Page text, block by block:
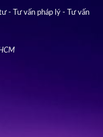
- Tư vấn pháp lý - Tư vấn